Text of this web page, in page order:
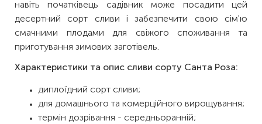
навіть початківець садівник може посадити цей
десертний сорт сливи і забезпечити свою сім'ю
смачними плодами для свіжого споживання та
приготування зимових заготівель.
Характеристики та опис сливи сорту Санта Роза:
диплоїдний сорт сливи;
для домашнього та комерційного вирощування;
термін дозрівання - середньоранній;